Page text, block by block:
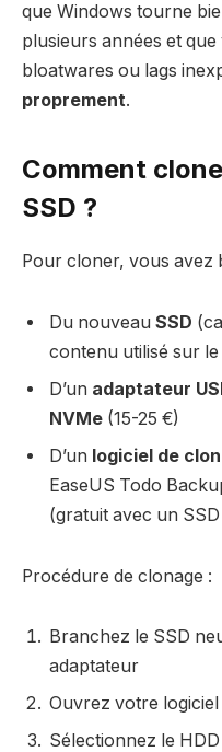
que Windows tourne
plusieurs années et
bloatwares ou lags
proprement.
Comment
SSD ?
Pour cloner, vous avez
Du nouveau SSD
contenu utilisé sur le
D’un adaptateur
NVMe (15-25 €)
D’un logiciel de
EaseUS Todo
(gratuit avec un
Procédure de clonage :
Branchez le SSD
adaptateur
Ouvrez votre logiciel
Sélectionnez le